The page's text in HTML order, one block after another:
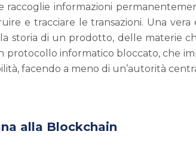
raccoglie informazioni
e tracciare le transazioni. Una
storia di un prodotto, delle materie
protocollo informatico bloccato, che
facendo a meno di un’autorità
alla Blockchain